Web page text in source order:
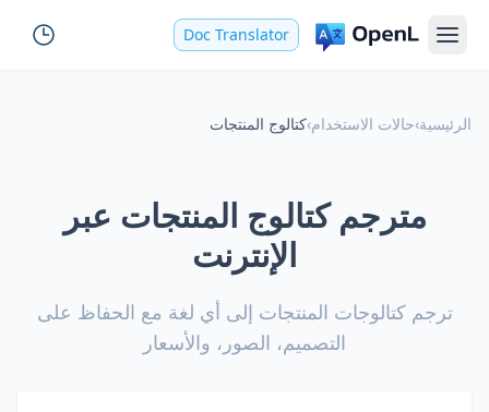
Doc Translator
الرئيسية›حالات الاستخدام›كتالوج المنتجات
مترجم كتالوج المنتجات عبر
الإنترنت
ترجم كتالوجات المنتجات إلى أي لغة مع الحفاظ على
التصميم، الصور، والأسعار